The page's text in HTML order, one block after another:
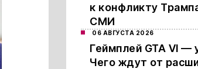
к конфликту
СМИ
06 АВГУСТА 2026
Геймплей GTA VI —
Чего ждут от